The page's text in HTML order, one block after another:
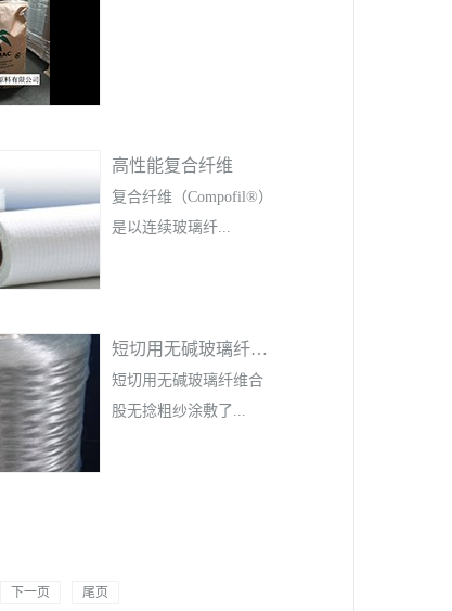
品。应用领域：色母
粒、改性塑料、工程塑
料、PVC片材。产品标
高性能复合纤维
复合纤维（Compofil®）
是以连续玻璃纤...
料，通过特殊工艺复合
而成的高性能纤维材
料，可直接用来制备连
短切用无碱玻璃纤维合股无捻粗纱
短切用无碱玻璃纤维合
股无捻粗纱涂敷了...
下一页 尾页